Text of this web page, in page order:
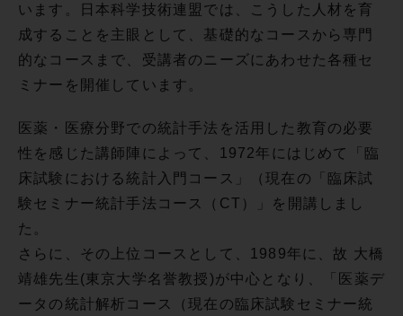
います。日本科学技術連盟では、こうした人材を育
成することを主眼として、基礎的なコースから専門
的なコースまで、受講者のニーズにあわせた各種セ
ミナーを開催しています。
医薬・医療分野での統計手法を活用した教育の必要
性を感じた講師陣によって、1972年にはじめて「臨
床試験における統計入門コース」（現在の「臨床試
験セミナー統計手法コース（CT）」を開講しまし
た。
さらに、その上位コースとして、1989年に、故 大橋
靖雄先生(東京大学名誉教授)が中心となり、「医薬デ
ータの統計解析コース（現在の臨床試験セミナー統